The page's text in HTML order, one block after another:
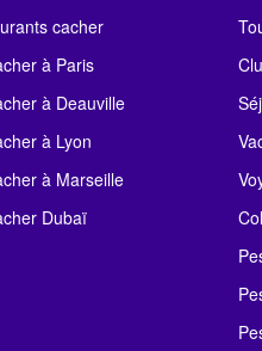
cacher
à Paris
à Deauville
à Lyon
à Marseille
Dubaï